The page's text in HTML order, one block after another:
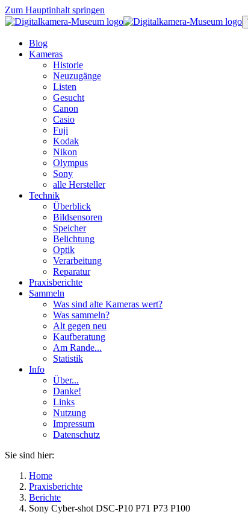
Zum Hauptinhalt springen
Blog
Kameras
Historie
Neuzugänge
Listen
Gesucht
Canon
Casio
Fuji
Kodak
Nikon
Olympus
Sony
alle Hersteller
Technik
Überblick
Bildsensoren
Speicher
Belichtung
Optik
Verarbeitung
Reparatur
Praxisberichte
Sammeln
Was sind alte Kameras wert?
Was sammeln?
Alt gegen neu
Kaufberatung
Am Rande...
Statistik
Info
Über...
Danke!
Links
Nutzung
Impressum
Datenschutz
Sie sind hier:
Home
Praxisberichte
Berichte
Sony Cyber-shot DSC-P10 P71 P73 P100